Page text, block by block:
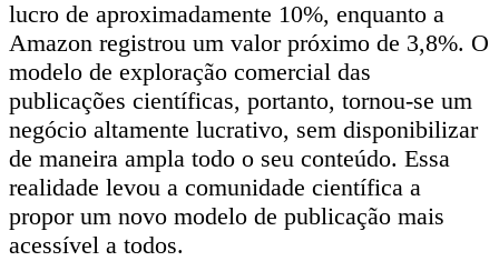
lucro de aproximadamente 10%, enquanto a
Amazon registrou um valor próximo de 3,8%. O
modelo de exploração comercial das
publicações científicas, portanto, tornou-se um
negócio altamente lucrativo, sem disponibilizar
de maneira ampla todo o seu conteúdo. Essa
realidade levou a comunidade científica a
propor um novo modelo de publicação mais
acessível a todos.